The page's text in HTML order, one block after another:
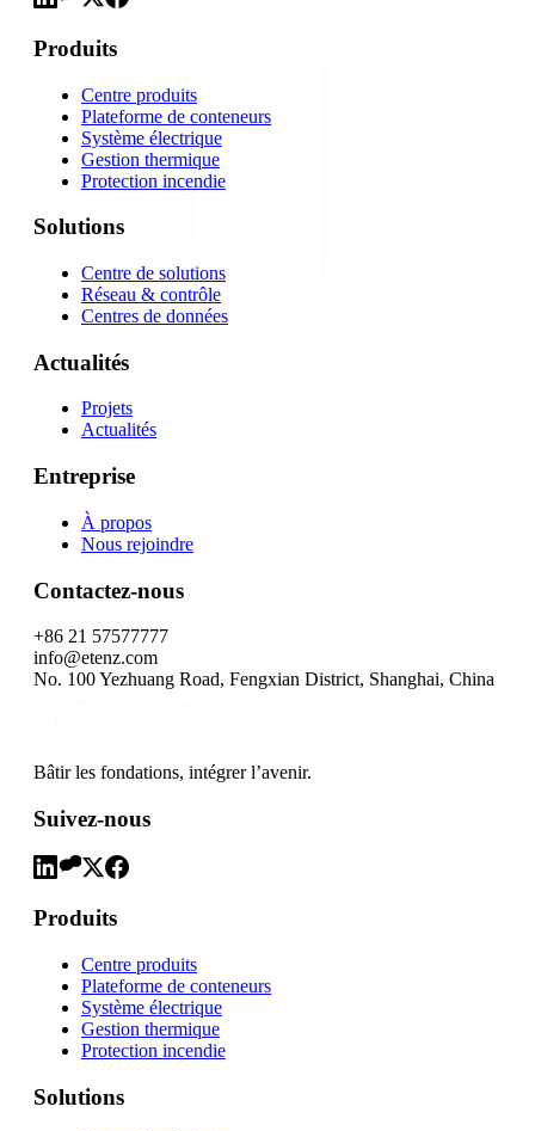
Produits
Centre produits
Plateforme de conteneurs
Système électrique
Gestion thermique
Protection incendie
Solutions
Centre de solutions
Réseau & contrôle
Centres de données
Actualités
Projets
Actualités
Entreprise
À propos
Nous rejoindre
Contactez-nous
+86 21 57577777
info@etenz.com
No. 100 Yezhuang Road, Fengxian District, Shanghai, China
Bâtir les fondations, intégrer l’avenir.
Suivez-nous
Produits
Centre produits
Plateforme de conteneurs
Système électrique
Gestion thermique
Protection incendie
Solutions